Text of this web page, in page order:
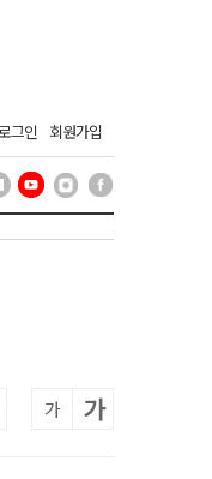
그인 회원가입
가 가